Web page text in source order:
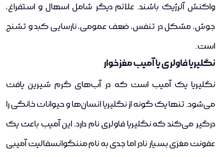
واکنش آلرژیک باشند. علائم دیگر شامل اسهال و استفراغ،
جوش، مشکل در تنفس، ضعف عمومی، نارسایی کبد و تشنج
است.
نگلیریا فاولری یا آمیب مغزخوار
نگلیریا یک آمیب است که در آب‌های گرم شیرین یافت
می‌شود. تنها یک گونه از نگلیریا انسان‌ها و حیوانات خانگی را
درگیر می‌کند که نگلیریا فاولری نام دارد. این آمیب باعث یک
عفونت مغزی بسیار نادر اما جدی به نام مننگوانسفالیت آمیبی